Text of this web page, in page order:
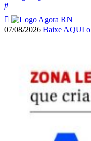
07/08/2026 Baixe AQUI o